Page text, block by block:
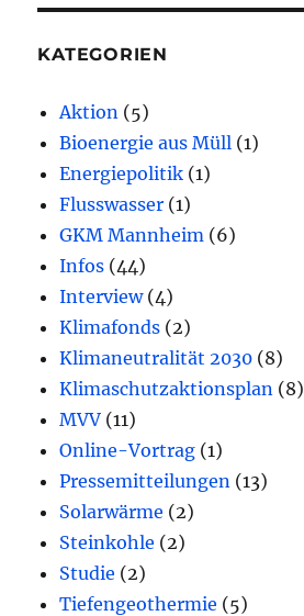
KATEGORIEN
Aktion (5)
Bioenergie aus Müll (1)
Energiepolitik (1)
Flusswasser (1)
GKM Mannheim (6)
Infos (44)
Interview(4)
Klimafonds (2)
Klimaneutralität 2030 (8)
Klimaschutzaktionsplan (8)
MVV (11)
Online-Vortrag (1)
Pressemitteilungen (13)
Solarwärme (2)
Steinkohle (2)
Studie (2)
Tiefengeothermie (5)